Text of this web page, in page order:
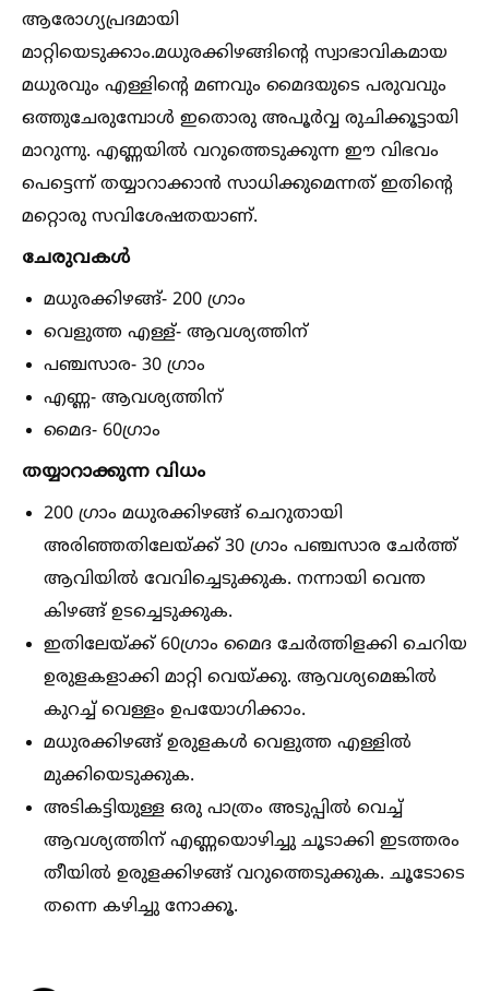
ആരോഗ്യപ്രദമായി
മാറ്റിയെടുക്കാം.മധുരക്കിഴങ്ങിന്റെ സ്വാഭാവികമായ
മധുരവും എള്ളിന്റെ മണവും മൈദയുടെ പരുവവും
ഒത്തുചേരുമ്പോള്‍ ഇതൊരു അപൂർവ്വ രുചിക്കൂട്ടായി
മാറുന്നു. എണ്ണയില്‍ വറുത്തെടുക്കുന്ന ഈ വിഭവം
പെട്ടെന്ന് തയ്യാറാക്കാൻ സാധിക്കുമെന്നത് ഇതിന്റെ
മറ്റൊരു സവിശേഷതയാണ്.
ചേരുവകള്‍
മധുരക്കിഴങ്ങ്- 200 ഗ്രാം
വെളുത്ത എള്ള്- ആവശ്യത്തിന്
പഞ്ചസാര- 30 ഗ്രാം
എണ്ണ- ആവശ്യത്തിന്
മൈദ- 60ഗ്രാം
തയ്യാറാക്കുന്ന വിധം
200 ഗ്രാം മധുരക്കിഴങ്ങ് ചെറുതായി
അരിഞ്ഞതിലേയ്ക്ക് 30 ഗ്രാം പഞ്ചസാര ചേർത്ത്
ആവിയില്‍ വേവിച്ചെടുക്കുക. നന്നായി വെന്ത
കിഴങ്ങ് ഉടച്ചെടുക്കുക.
ഇതിലേയ്ക്ക് 60ഗ്രാം മൈദ ചേർത്തിളക്കി ചെറിയ
ഉരുളകളാക്കി മാറ്റി വെയ്ക്കു. ആവശ്യമെങ്കില്‍
കുറച്ച്‌ വെള്ളം ഉപയോഗിക്കാം.
മധുരക്കിഴങ്ങ് ഉരുളകള്‍ വെളുത്ത എള്ളില്‍
മുക്കിയെടുക്കുക.
അടികട്ടിയുള്ള ഒരു പാത്രം അടുപ്പില്‍ വെച്ച്‌
ആവശ്യത്തിന് എണ്ണയൊഴിച്ചു ചൂടാക്കി ഇടത്തരം
തീയില്‍ ഉരുളക്കിഴങ്ങ് വറുത്തെടുക്കുക. ചൂടോടെ
തന്നെ കഴിച്ചു നോക്കൂ.